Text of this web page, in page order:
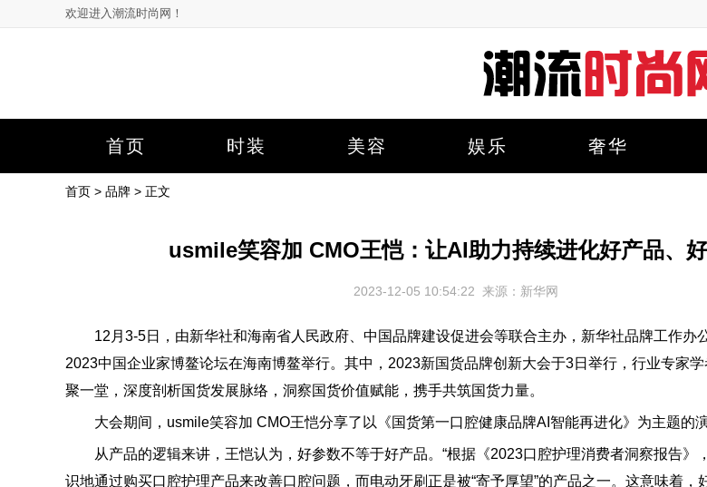
欢迎进入潮流时尚网！
首页 时装 美容 娱乐 奢华
首页 > 品牌 > 正文
usmile笑容加 CMO王恺：让AI助力持续进化好产品、
2023-12-05 10:54:22 来源：新华网
12月3-5日，由新华社和海南省人民政府、中国品牌建设促进会等联合主办，新华社品牌工作办
2023中国企业家博鳌论坛在海南博鳌举行。其中，2023新国货品牌创新大会于3日举行，行业专家
聚一堂，深度剖析国货发展脉络，洞察国货价值赋能，携手共筑国货力量。
大会期间，usmile笑容加 CMO王恺分享了以《国货第一口腔健康品牌AI智能再进化》为主题的演
从产品的逻辑来讲，王恺认为，好参数不等于好产品。“根据《2023口腔护理消费者洞察报告》
识地通过购买口腔护理产品来改善口腔问题，而电动牙刷正是被“寄予厚望”的产品之一。这意味着，